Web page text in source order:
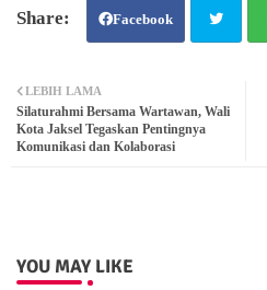
Facebook
ter
LEBIH LAMA
Silaturahmi Bersama Wartawan, Wali
Kota Jaksel Tegaskan Pentingnya
Komunikasi dan Kolaborasi
YOU MAY LIKE